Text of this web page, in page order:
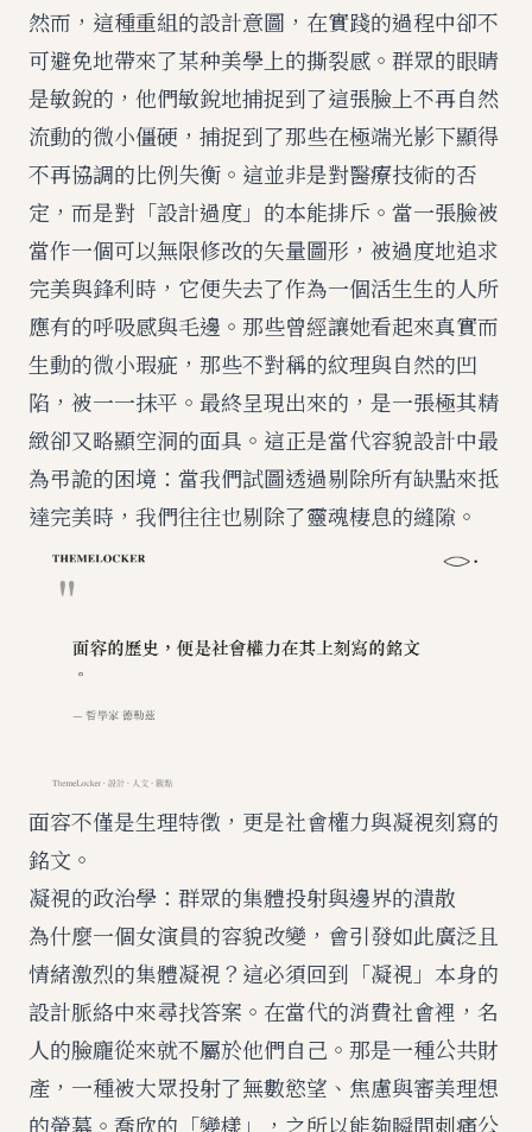
然而，這種重組的設計意圖，在實踐的過程中卻不
可避免地帶來了某种美學上的撕裂感。群眾的眼睛
是敏銳的，他們敏銳地捕捉到了這張臉上不再自然
流動的微小僵硬，捕捉到了那些在極端光影下顯得
不再協調的比例失衡。這並非是對醫療技術的否
定，而是對「設計過度」的本能排斥。當一張臉被
當作一個可以無限修改的矢量圖形，被過度地追求
完美與鋒利時，它便失去了作為一個活生生的人所
應有的呼吸感與毛邊。那些曾經讓她看起來真實而
生動的微小瑕疵，那些不對稱的紋理與自然的凹
陷，被一一抹平。最終呈現出來的，是一張極其精
緻卻又略顯空洞的面具。這正是當代容貌設計中最
為弔詭的困境：當我們試圖透過剔除所有缺點來抵
達完美時，我們往往也剔除了靈魂棲息的縫隙。
面容不僅是生理特徵，更是社會權力與凝視刻寫的
銘文。
凝視的政治學：群眾的集體投射與邊界的潰散
為什麼一個女演員的容貌改變，會引發如此廣泛且
情緒激烈的集體凝視？這必須回到「凝視」本身的
設計脈絡中來尋找答案。在當代的消費社會裡，名
人的臉龐從來就不屬於他們自己。那是一種公共財
產，一種被大眾投射了無數慾望、焦慮與審美理想
的螢幕。喬欣的「變樣」，之所以能夠瞬間刺痛公